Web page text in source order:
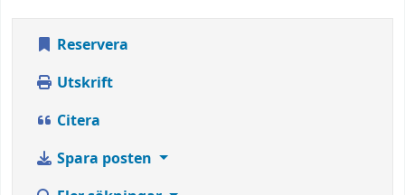
Reservera
Utskrift
Citera
Spara posten